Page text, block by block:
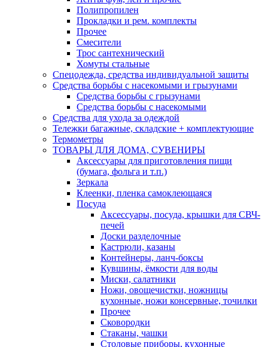
Полипропилен
Прокладки и рем. комплекты
Прочее
Смесители
Трос сантехнический
Хомуты стальные
Спецодежда, средства индивидуальной защиты
Средства борьбы с насекомыми и грызунами
Средства борьбы с грызунами
Средства борьбы с насекомыми
Средства для ухода за одеждой
Тележки багажные, складские + комплектующие
Термометры
ТОВАРЫ ДЛЯ ДОМА, СУВЕНИРЫ
Аксессуары для приготовления пищи
(бумага, фольга и т.п.)
Зеркала
Клеенки, пленка самоклеющаяся
Посуда
Аксессуары, посуда, крышки для СВЧ-
печей
Доски разделочные
Кастрюли, казаны
Контейнеры, ланч-боксы
Кувшины, ёмкости для воды
Миски, салатники
Ножи, овощечистки, ножницы
кухонные, ножи консервные, точилки
Прочее
Сковородки
Стаканы, чашки
Столовые приборы, кухонные